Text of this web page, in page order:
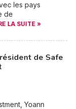
les pays
de
LA SUITE »
de Safe
Yoann